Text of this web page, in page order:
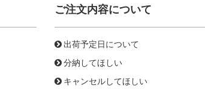
ご注文内容について
出荷予定日について
分納してほしい
キャンセルしてほしい